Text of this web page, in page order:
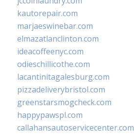
kautorepair.com
marjaeswinebar.com
elmazatlanclinton.com
ideacoffeenyc.com
odieschillicothe.com
lacantinitagalesburg.com
pizzadeliverybristol.com
greenstarsmogcheck.com
happypawspl.com
callahansautoservicecenter.com